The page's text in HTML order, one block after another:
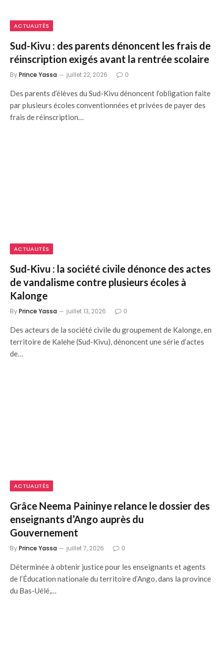
ACTUALITÉS
Sud-Kivu : des parents dénoncent les frais de
réinscription exigés avant la rentrée scolaire
ByPrince Yassa juillet 22, 2026 0
Des parents d’élèves du Sud-Kivu dénoncent l’obligation faite
par plusieurs écoles conventionnées et privées de payer des
frais de réinscription…
ACTUALITÉS
Sud-Kivu : la société civile dénonce des actes
de vandalisme contre plusieurs écoles à
Kalonge
ByPrince Yassa juillet 13, 2026 0
Des acteurs de la société civile du groupement de Kalonge, en
territoire de Kalehe (Sud-Kivu), dénoncent une série d’actes
de…
ACTUALITÉS
Grâce Neema Paininye relance le dossier des
enseignants d’Ango auprès du
Gouvernement
ByPrince Yassa juillet 7, 2026 0
Déterminée à obtenir justice pour les enseignants et agents
de l’Éducation nationale du territoire d’Ango, dans la province
du Bas-Uélé,…